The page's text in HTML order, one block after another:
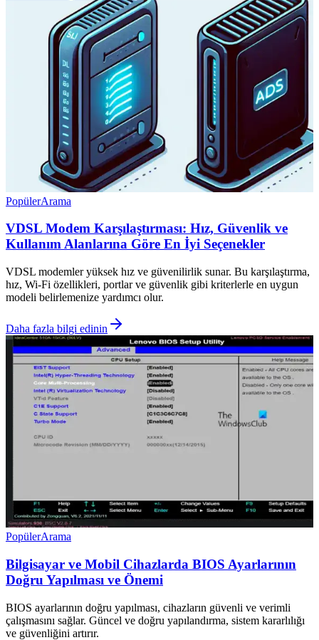
PopülerArama
VDSL Modem Karşılaştırması: Hız, Güvenlik ve
Kullanım Alanlarına Göre En İyi Seçenekler
VDSL modemler yüksek hız ve güvenilirlik sunar. Bu karşılaştırma,
hız, Wi-Fi özellikleri, portlar ve güvenlik gibi kriterlerle en uygun
modeli belirlemenize yardımcı olur.
Daha fazla bilgi edinin
PopülerArama
Bilgisayar ve Mobil Cihazlarda BIOS Ayarlarının
Doğru Yapılması ve Önemi
BIOS ayarlarının doğru yapılması, cihazların güvenli ve verimli
çalışmasını sağlar. Güncel ve doğru yapılandırma, sistem kararlılığı
ve güvenliğini artırır.